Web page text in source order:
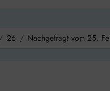
26 Nachgefragt vom 25.